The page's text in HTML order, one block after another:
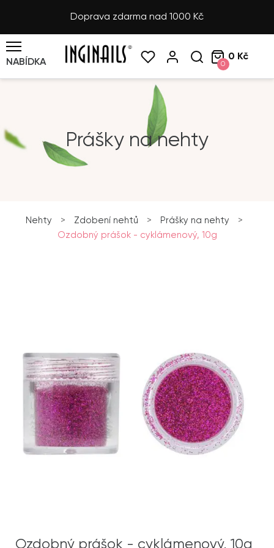
Doprava zdarma nad 1000 Kč
NABÍDKA 0
0 Kč
Prášky na nehty
Nehty > Zdobení nehtů > Prášky na nehty
>
Ozdobný prášok - cyklámenový, 10g
Ozdobný prášok - cyklámenový, 10g